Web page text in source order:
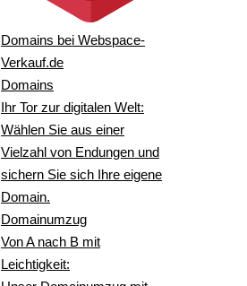
Domains bei Webspace-
Verkauf.de
Domains
Ihr Tor zur digitalen Welt:
Wählen Sie aus einer
Vielzahl von Endungen und
sichern Sie sich Ihre eigene
Domain.
Domainumzug
Von A nach B mit
Leichtigkeit: